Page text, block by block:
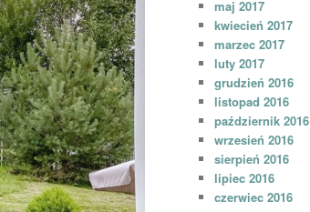
maj 2017
kwiecień 2017
marzec 2017
luty 2017
grudzień 2016
listopad 2016
październik 2016
wrzesień 2016
sierpień 2016
lipiec 2016
czerwiec 2016